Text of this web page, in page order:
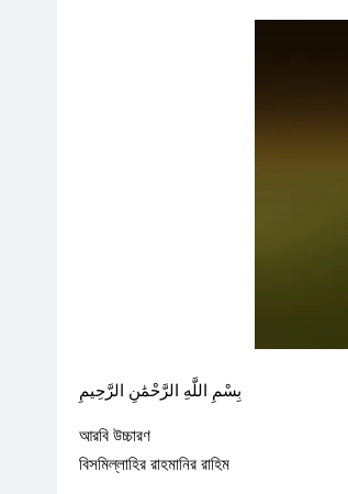
بِسْمِ اللَّهِ الرَّحْمَٰنِ الرَّحِيمِ
আরবি উচ্চারণ
বিসমিল্লাহির রাহমানির রাহিম